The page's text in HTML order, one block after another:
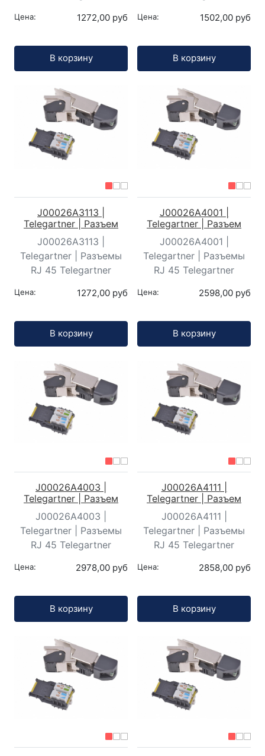
Цена: 1272,00 руб
В корзину
Цена: 1502,00 руб
В корзину
J00026A3113 |
Telegartner | Разъем
J00026A3113 |
Telegartner | Разъемы
RJ 45 Telegartner
Цена: 1272,00 руб
В корзину
J00026A4001 |
Telegartner | Разъем
J00026A4001 |
Telegartner | Разъемы
RJ 45 Telegartner
Цена: 2598,00 руб
В корзину
J00026A4003 |
Telegartner | Разъем
J00026A4003 |
Telegartner | Разъемы
RJ 45 Telegartner
Цена: 2978,00 руб
В корзину
J00026A4111 |
Telegartner | Разъем
J00026A4111 |
Telegartner | Разъемы
RJ 45 Telegartner
Цена: 2858,00 руб
В корзину